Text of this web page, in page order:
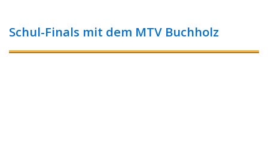
Schul-Finals mit dem MTV Buchholz